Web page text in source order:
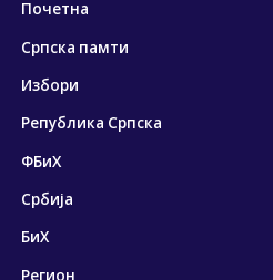
Почетна
Српска памти
Избори
Република Српска
ФБиХ
Србија
БиХ
Регион